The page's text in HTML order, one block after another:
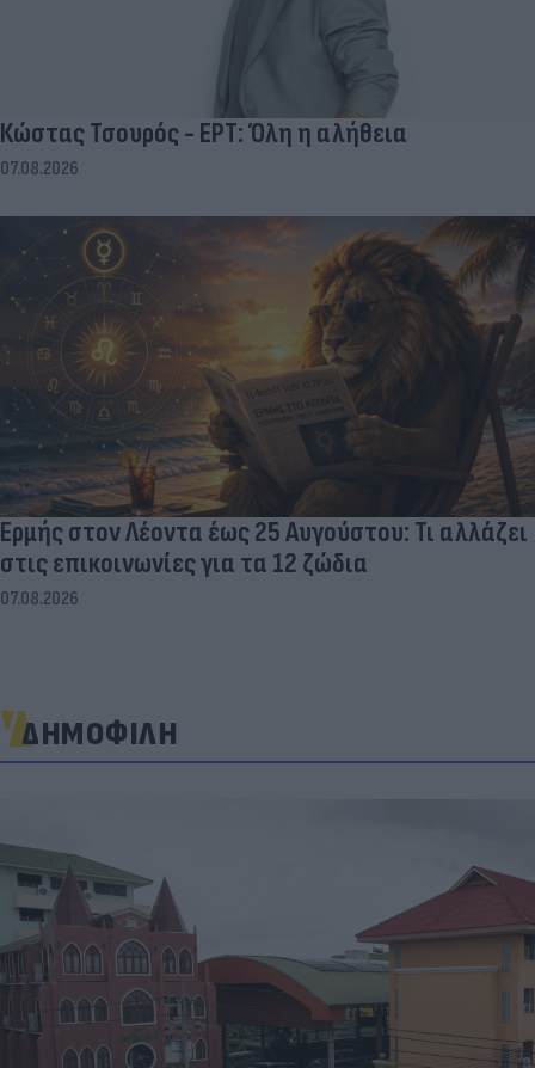
Κώστας Τσουρός - ΕΡΤ: Όλη η αλήθεια
07.08.2026
Ερμής στον Λέοντα έως 25 Αυγούστου: Τι αλλάζει
στις επικοινωνίες για τα 12 ζώδια
07.08.2026
ΔΗΜΟΦΙΛΗ